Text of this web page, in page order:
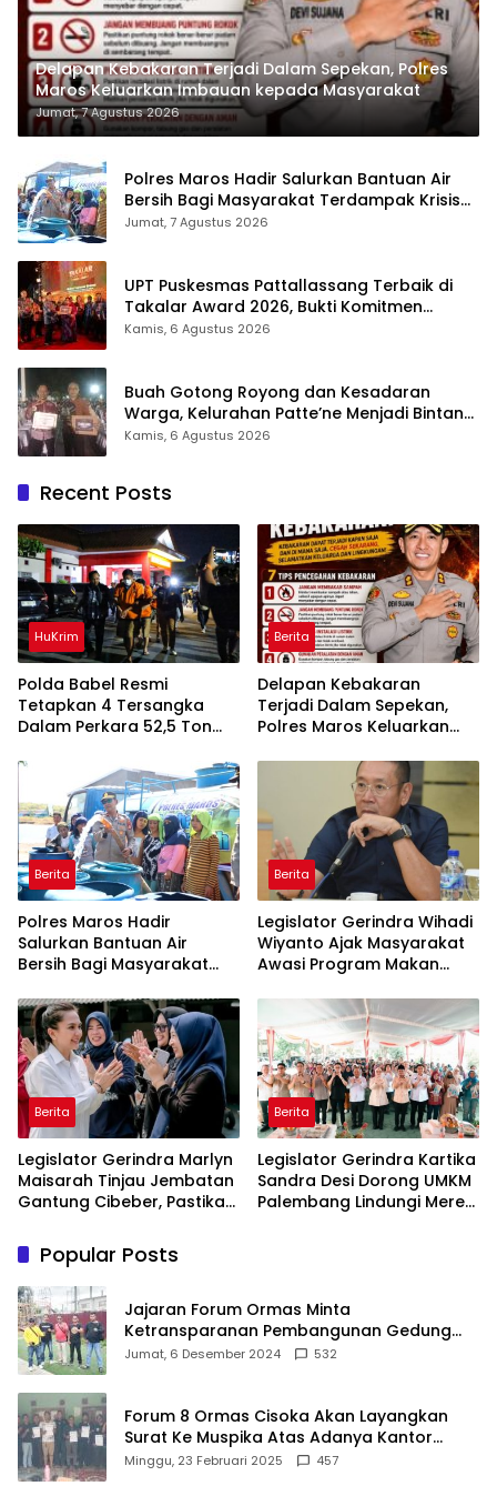
Delapan Kebakaran Terjadi Dalam Sepekan, Polres
Maros Keluarkan Imbauan kepada Masyarakat
Jumat, 7 Agustus 2026
Polres Maros Hadir Salurkan Bantuan Air
Bersih Bagi Masyarakat Terdampak Krisis
Air Bersih Di Maros
Jumat, 7 Agustus 2026
UPT Puskesmas Pattallassang Terbaik di
Takalar Award 2026, Bukti Komitmen
Hadirkan Pelayanan Kesehatan Berkualitas
Kamis, 6 Agustus 2026
Buah Gotong Royong dan Kesadaran
Warga, Kelurahan Patte’ne Menjadi Bintang
Takalar Award 2026
Kamis, 6 Agustus 2026
Recent Posts
HuKrim
Polda Babel Resmi
Tetapkan 4 Tersangka
Dalam Perkara 52,5 Ton
Belitung
Berita
Delapan Kebakaran
Terjadi Dalam Sepekan,
Polres Maros Keluarkan
Masyarakat
Berita
Polres Maros Hadir
Salurkan Bantuan Air
Bersih Bagi Masyarakat
Di Maros
Berita
Legislator Gerindra Wihadi
Wiyanto Ajak Masyarakat
Awasi Program Makan
Sasaran
Berita
Legislator Gerindra Marlyn
Maisarah Tinjau Jembatan
Gantung Cibeber, Pastikan
Berita
Legislator Gerindra Kartika
Sandra Desi Dorong UMKM
Palembang Lindungi Merek
Popular Posts
Jajaran Forum Ormas Minta
Ketransparanan Pembangunan Gedung
Damkar Di Kecamatan Cisoka
Jumat, 6 Desember 2024 532
Forum 8 Ormas Cisoka Akan Layangkan
Surat Ke Muspika Atas Adanya Kantor
Matel di Cisoka
Minggu, 23 Februari 2025 457